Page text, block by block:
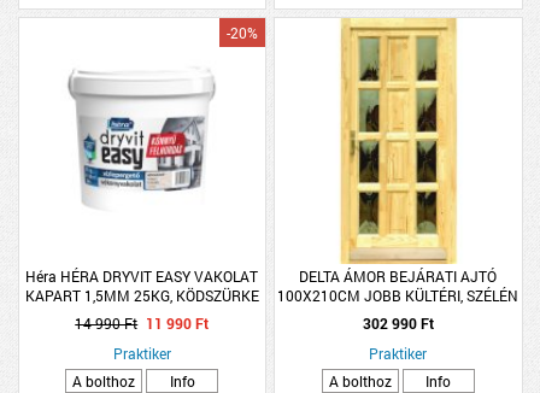
Héra HÉRA DRYVIT EASY VAKOLAT
KAPART 1,5MM 25KG, KÖDSZÜRKE
-20%
14 990 Ft 11 990 Ft
Praktiker
A bolthoz
Info
DELTA ÁMOR BEJÁRATI AJTÓ
100X210CM JOBB KÜLTÉRI, SZÉLÉN
ÜVEGES
302 990 Ft
Praktiker
A bolthoz
Info